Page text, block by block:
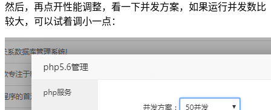
然后，再点开性能调整，看一下并发方案，如果运行并发数比
较大，可以试着调小一点：